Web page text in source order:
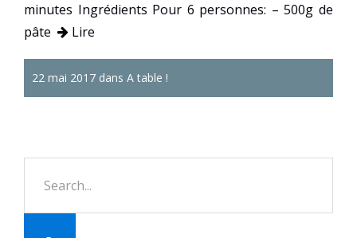
minutes Ingrédients Pour 6 personnes: – 500g de
pâte
Lire
22 mai 2017 dans A table !